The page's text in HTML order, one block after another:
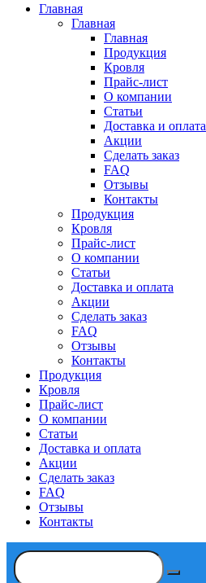
Главная
Главная
Главная
Продукция
Кровля
Прайс-лист
О компании
Статьи
Доставка и оплата
Акции
Сделать заказ
FAQ
Отзывы
Контакты
Продукция
Кровля
Прайс-лист
О компании
Статьи
Доставка и оплата
Акции
Сделать заказ
FAQ
Отзывы
Контакты
Продукция
Кровля
Прайс-лист
О компании
Статьи
Доставка и оплата
Акции
Сделать заказ
FAQ
Отзывы
Контакты